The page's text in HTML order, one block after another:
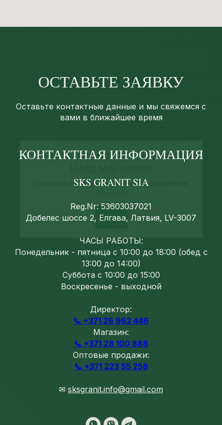
ОСТАВЬТЕ ЗАЯВКУ
Оставьте контактные данные и мы свяжемся с
вами в ближайшее время
КОНТАКТНАЯ ИНФОРМАЦИЯ
SKS GRANIT SIA
Reg.Nr: 53603037021
Добелес шоссе 2, Елгава, Латвия, LV-3007
ЧАСЫ РАБОТЫ:
Понедельник - пятница с 10:00 до 18:00 (обед с
13:00 до 14:00)
Суббота с 10:00 до 15:00
Воскресенье - выходной
Директор:
📞 +371 26 962 446
Магазин:
📞 +371 28 100 888
Оптовые продажи:
📞 +371 223 55 258
✉ sksgranit.info@gmail.com
Нажмите «Да» или закройте уведомление.